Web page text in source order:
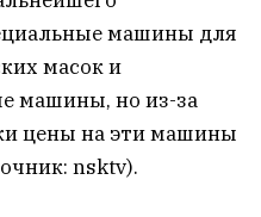
машины для
масок и
машины, но из-за
цены на эти машины
nsktv).